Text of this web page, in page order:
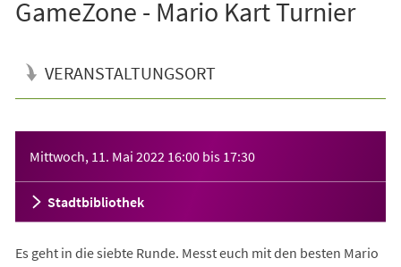
GameZone - Mario Kart Turnier
VERANSTALTUNGSORT
Mittwoch, 11. Mai 2022 16:00 bis 17:30
Stadtbibliothek
Es geht in die siebte Runde. Messt euch mit den besten Mario